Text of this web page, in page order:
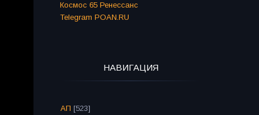
Космос 65 Ренессанс
Telegram POAN.RU
НАВИГАЦИЯ
АП [523]